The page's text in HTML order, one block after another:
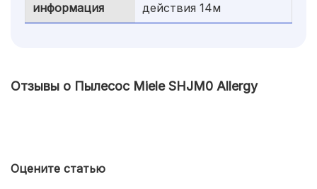
информация
действия 14м
Отзывы о Пылесос Miele SHJM0 Allergy
Оцените статью